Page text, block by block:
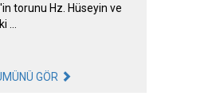
torunu Hz. Hüseyin ve
…
GÖR